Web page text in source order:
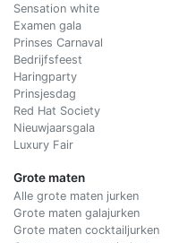
Sensation white
Examen gala
Prinses Carnaval
Bedrijfsfeest
Haringparty
Prinsjesdag
Red Hat Society
Nieuwjaarsgala
Luxury Fair
Grote maten
Alle grote maten jurken
Grote maten galajurken
Grote maten cocktailjurken